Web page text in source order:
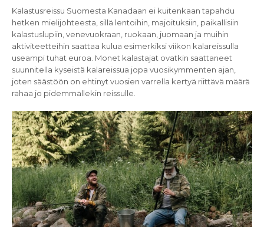
Kalastusreissu Suomesta Kanadaan ei kuitenkaan tapahdu
hetken mielijohteesta, sillä lentoihin, majoituksiin, paikallisiin
kalastuslupiin, venevuokraan, ruokaan, juomaan ja muihin
aktiviteetteihin saattaa kulua esimerkiksi viikon kalareissulla
useampi tuhat euroa. Monet kalastajat ovatkin saattaneet
suunnitella kyseistä kalareissua jopa vuosikymmenten ajan,
joten säästöön on ehtinyt vuosien varrella kertyä riittävä määrä
rahaa jo pidemmällekin reissulle.